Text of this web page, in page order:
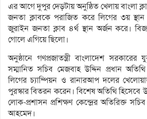
এর আগে দুপুর দেড়টায় অনুষ্ঠিত খেলায় বাংলা
জনতা ক্লাবকে পরাজিত করে লিগের ৩য়
জুরাইন জনতা ক্লাব ৪র্থ স্থান অর্জন করে।
গোলে এগিয়ে ছিলো।
অনুষ্ঠানে গণপ্রজাতন্ত্রী বাংলাদেশ সরকারের
সম্মানিত সচিব মেজবাহ উদ্দিন প্রধান
লিগের চ্যাম্পিয়ন ও রানারআপ দলের
পুরস্কার বিতরন করেন। বিশেষ অতিথি হিসেবে
লোক-প্রশাসন প্রশিক্ষণ কেন্দ্রের অতিরিক্ত
আহমেদ।